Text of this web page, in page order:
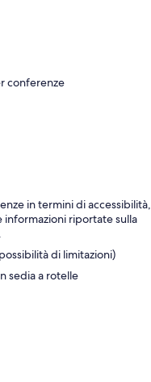
conferenze
in termini di accessibilità,
riportate sulla
di limitazioni)
sedia a rotelle